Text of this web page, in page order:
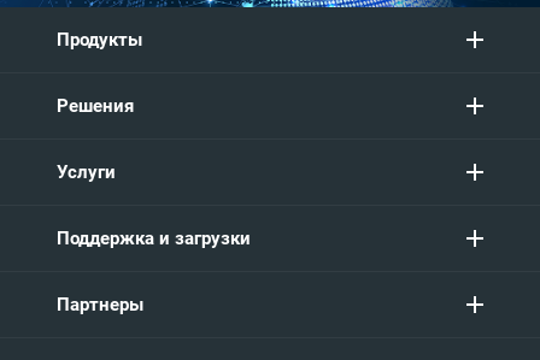
Продукты
Решения
Услуги
Поддержка и загрузки
Партнеры